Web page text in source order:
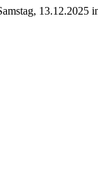
13.12.2025